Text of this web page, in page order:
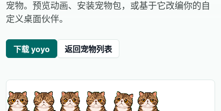
宠物。预览动画、安装宠物包，或基于它改编你的自
定义桌面伙伴。
下载 yoyo 返回宠物列表